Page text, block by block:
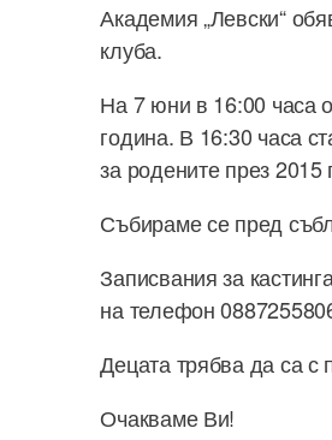
Академия „Левски“
клуба.
На 7 юни в 16:00 часа
година. В 16:30 часа
за родените през 2015
Събираме се пред
Записвания за
на телефон
Децата трябва да са с
Очакваме Ви!